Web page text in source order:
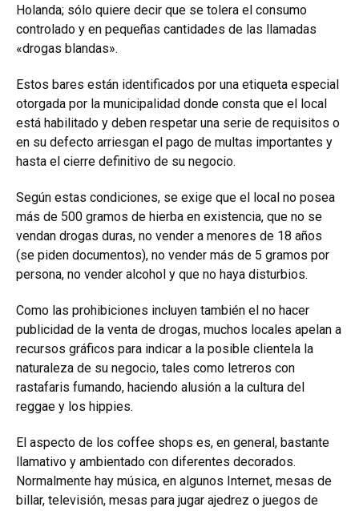
Holanda; sólo quiere decir que se tolera el consumo
controlado y en pequeñas cantidades de las llamadas
«drogas blandas».
Estos bares están identificados por una etiqueta especial
otorgada por la municipalidad donde consta que el local
está habilitado y deben respetar una serie de requisitos o
en su defecto arriesgan el pago de multas importantes y
hasta el cierre definitivo de su negocio.
Según estas condiciones, se exige que el local no posea
más de 500 gramos de hierba en existencia, que no se
vendan drogas duras, no vender a menores de 18 años
(se piden documentos), no vender más de 5 gramos por
persona, no vender alcohol y que no haya disturbios.
Como las prohibiciones incluyen también el no hacer
publicidad de la venta de drogas, muchos locales apelan a
recursos gráficos para indicar a la posible clientela la
naturaleza de su negocio, tales como letreros con
rastafaris fumando, haciendo alusión a la cultura del
reggae y los hippies.
El aspecto de los coffee shops es, en general, bastante
llamativo y ambientado con diferentes decorados.
Normalmente hay música, en algunos Internet, mesas de
billar, televisión, mesas para jugar ajedrez o juegos de